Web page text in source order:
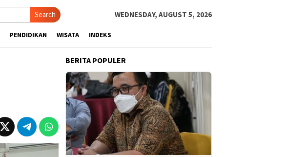
Search WEDNESDAY, AUGUST 5, 2026
PENDIDIKAN WISATA INDEKS
BERITA POPULER